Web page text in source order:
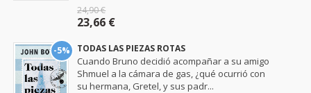
24,90 €
23,66 €
-5% TODAS LAS PIEZAS ROTAS
Cuando Bruno decidió acompañar a su amigo
Shmuel a la cámara de gas, ¿qué ocurrió con
su hermana, Gretel, y sus padr...